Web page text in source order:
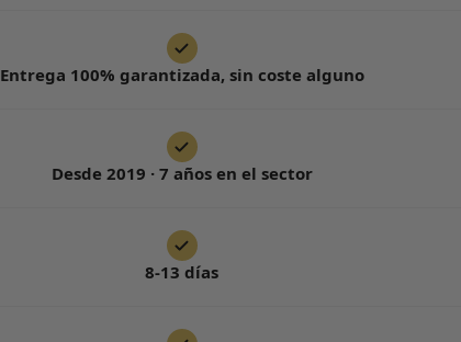
Entrega 100% garantizada, sin coste alguno
Desde 2019 · 7 años en el sector
8-13 días